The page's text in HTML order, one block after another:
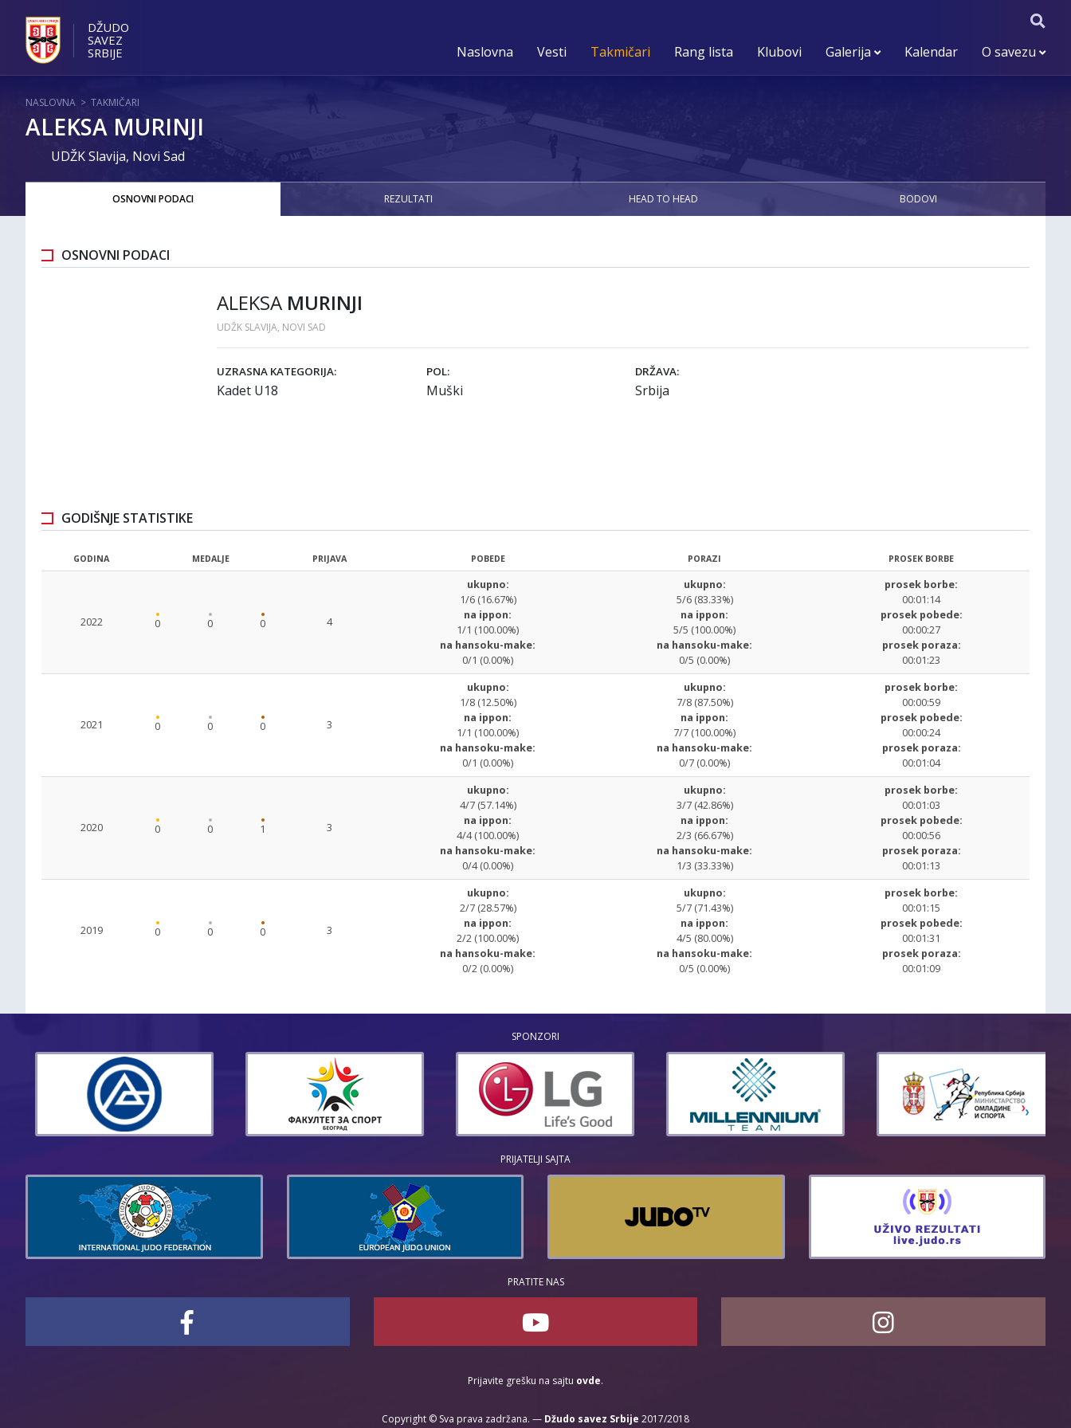
DŽUDO
SAVEZ
SRBIJE
Naslovna Vesti Takmičari Rang lista Klubovi Galerija Kalendar O savezu
NASLOVNA > TAKMIČARI
ALEKSA MURINJI
UDŽK Slavija, Novi Sad
OSNOVNI PODACI REZULTATI HEAD TO HEAD BODOVI
OSNOVNI PODACI
ALEKSA MURINJI
UDŽK SLAVIJA, NOVI SAD
UZRASNA KATEGORIJA:
Kadet U18
POL:
Muški
DRŽAVA:
Srbija
GODIŠNJE STATISTIKE
GODINA MEDALJE PRIJAVA POBEDE PORAZI PROSEK BORBE
2022 0 0 0 4
ukupno:
1/6 (16.67%)
na ippon:
1/1 (100.00%)
na hansoku-make:
0/1 (0.00%)
ukupno:
5/6 (83.33%)
na ippon:
5/5 (100.00%)
na hansoku-make:
0/5 (0.00%)
prosek borbe:
00:01:14
prosek pobede:
00:00:27
prosek poraza:
00:01:23
2021 0 0 0 3
ukupno:
1/8 (12.50%)
na ippon:
1/1 (100.00%)
na hansoku-make:
0/1 (0.00%)
ukupno:
7/8 (87.50%)
na ippon:
7/7 (100.00%)
na hansoku-make:
0/7 (0.00%)
prosek borbe:
00:00:59
prosek pobede:
00:00:24
prosek poraza:
00:01:04
2020 0 0 1 3
ukupno:
4/7 (57.14%)
na ippon:
4/4 (100.00%)
na hansoku-make:
0/4 (0.00%)
ukupno:
3/7 (42.86%)
na ippon:
2/3 (66.67%)
na hansoku-make:
1/3 (33.33%)
prosek borbe:
00:01:03
prosek pobede:
00:00:56
prosek poraza:
00:01:13
2019 0 0 0 3
ukupno:
2/7 (28.57%)
na ippon:
2/2 (100.00%)
na hansoku-make:
0/2 (0.00%)
ukupno:
5/7 (71.43%)
na ippon:
4/5 (80.00%)
na hansoku-make:
0/5 (0.00%)
prosek borbe:
00:01:15
prosek pobede:
00:01:31
prosek poraza:
00:01:09
SPONZORI
PRIJATELJI SAJTA
PRATITE NAS
Prijavite grešku na sajtu ovde.
Copyright © Sva prava zadržana. — Džudo savez Srbije 2017/2018